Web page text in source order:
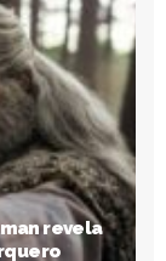
revela